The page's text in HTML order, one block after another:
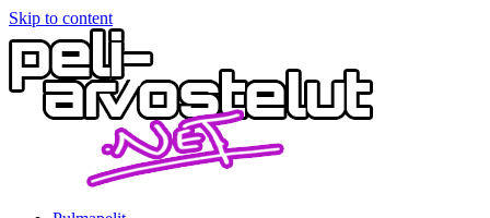
Skip to content